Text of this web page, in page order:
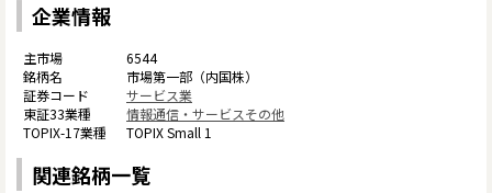
企業情報
6544
市場第一部（内国株）
サービス業
情報通信・サービスその他
TOPIX Small 1
関連銘柄一覧